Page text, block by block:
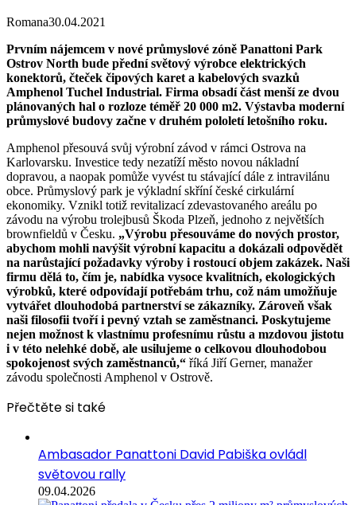
Romana30.04.2021
Prvním nájemcem v nové průmyslové zóně Panattoni Park
Ostrov North bude přední světový výrobce elektrických
konektorů, čteček čipových karet a kabelových svazků
Amphenol Tuchel Industrial. Firma obsadí část menší ze dvou
plánovaných hal o rozloze téměř 20 000 m2. Výstavba moderní
průmyslové budovy začne v druhém pololetí letošního roku.
Amphenol přesouvá svůj výrobní závod v rámci Ostrova na
Karlovarsku. Investice tedy nezatíží město novou nákladní
dopravou, a naopak pomůže vyvést tu stávající dále z intravilánu
obce. Průmyslový park je výkladní skříní české cirkulární
ekonomiky. Vznikl totiž revitalizací zdevastovaného areálu po
závodu na výrobu trolejbusů Škoda Plzeň, jednoho z největších
brownfieldů v Česku. „Výrobu přesouváme do nových prostor,
abychom mohli navýšit výrobní kapacitu a dokázali odpovědět
na narůstající požadavky výroby i rostoucí objem zakázek. Naši
firmu dělá to, čím je, nabídka vysoce kvalitních, ekologických
výrobků, které odpovídají potřebám trhu, což nám umožňuje
vytvářet dlouhodobá partnerství se zákazníky. Zároveň však
naši filosofii tvoří i pevný vztah se zaměstnanci. Poskytujeme
nejen možnost k vlastnímu profesnímu růstu a mzdovou jistotu
i v této nelehké době, ale usilujeme o celkovou dlouhodobou
spokojenost svých zaměstnanců,“ říká Jiří Gerner, manažer
závodu společnosti Amphenol v Ostrově.
Přečtěte si také
Ambasador Panattoni David Pabiška ovládl
světovou rally
09.04.2026